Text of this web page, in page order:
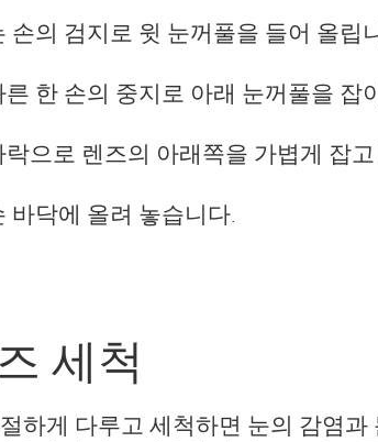
손의 검지로 윗 눈꺼풀을 들어 올립
한 손의 중지로 아래 눈꺼풀을 잡
으로 렌즈의 아래쪽을 가볍게 잡
바닥에 올려 놓습니다.
세척
하게 다루고 세척하면 눈의 감염